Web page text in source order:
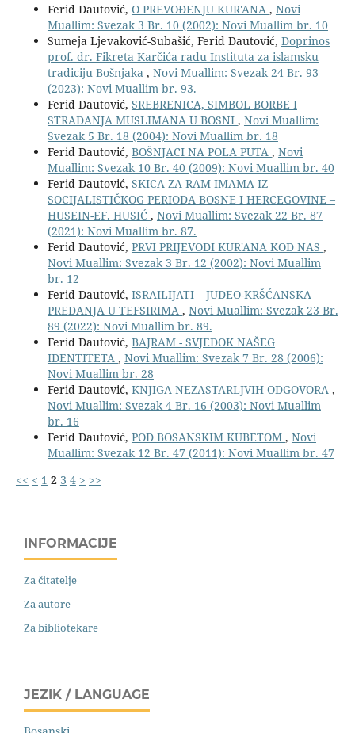
Ferid Dautović, O PREVOĐENJU KUR'ANA , Novi
Muallim: Svezak 3 Br. 10 (2002): Novi Muallim br. 10
Sumeja Ljevaković-Subašić, Ferid Dautović, Doprinos
prof. dr. Fikreta Karčića radu Instituta za islamsku
tradiciju Bošnjaka , Novi Muallim: Svezak 24 Br. 93
(2023): Novi Muallim br. 93.
Ferid Dautović, SREBRENICA, SIMBOL BORBE I
STRADANJA MUSLIMANA U BOSNI , Novi Muallim:
Svezak 5 Br. 18 (2004): Novi Muallim br. 18
Ferid Dautović, BOŠNJACI NA POLA PUTA , Novi
Muallim: Svezak 10 Br. 40 (2009): Novi Muallim br. 40
Ferid Dautović, SKICA ZA RAM IMAMA IZ
SOCIJALISTIČKOG PERIODA BOSNE I HERCEGOVINE –
HUSEIN-EF. HUSIĆ , Novi Muallim: Svezak 22 Br. 87
(2021): Novi Muallim br. 87.
Ferid Dautović, PRVI PRIJEVODI KUR'ANA KOD NAS ,
Novi Muallim: Svezak 3 Br. 12 (2002): Novi Muallim
br. 12
Ferid Dautović, ISRAILIJATI – JUDEO-KRŠĆANSKA
PREDANJA U TEFSIRIMA , Novi Muallim: Svezak 23 Br.
89 (2022): Novi Muallim br. 89.
Ferid Dautović, BAJRAM - SVJEDOK NAŠEG
IDENTITETA , Novi Muallim: Svezak 7 Br. 28 (2006):
Novi Muallim br. 28
Ferid Dautović, KNJIGA NEZASTARLJVIH ODGOVORA ,
Novi Muallim: Svezak 4 Br. 16 (2003): Novi Muallim
br. 16
Ferid Dautović, POD BOSANSKIM KUBETOM , Novi
Muallim: Svezak 12 Br. 47 (2011): Novi Muallim br. 47
<< < 1 2 3 4 > >>
INFORMACIJE
Za čitatelje
Za autore
Za bibliotekare
JEZIK / LANGUAGE